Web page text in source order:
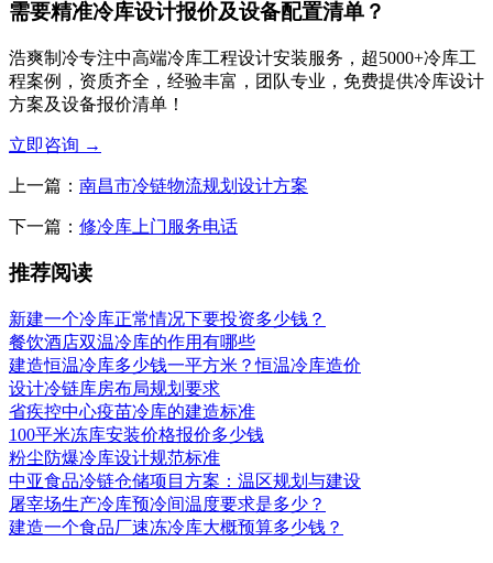
需要精准冷库设计报价及设备配置清单？
浩爽制冷专注中高端冷库工程设计安装服务，超5000+冷库工
程案例，资质齐全，经验丰富，团队专业，免费提供冷库设计
方案及设备报价清单！
立即咨询 →
上一篇： 南昌市冷链物流规划设计方案
下一篇： 修冷库上门服务电话
推荐阅读
新建一个冷库正常情况下要投资多少钱？
餐饮酒店双温冷库的作用有哪些
建造恒温冷库多少钱一平方米？恒温冷库造价
设计冷链库房布局规划要求
省疾控中心疫苗冷库的建造标准
100平米冻库安装价格报价多少钱
粉尘防爆冷库设计规范标准
中亚食品冷链仓储项目方案：温区规划与建设
屠宰场生产冷库预冷间温度要求是多少？
建造一个食品厂速冻冷库大概预算多少钱？